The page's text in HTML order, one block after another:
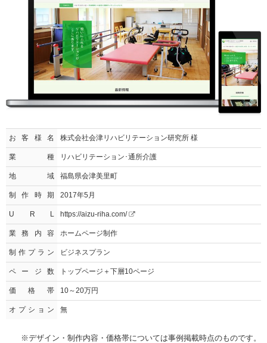
お客様名 株式会社会津リハビリテーション研究所 様
業種 リハビリテーション･通所介護
地域 福島県会津美里町
制作時期 2017年5月
U R L https://aizu-riha.com/
業務内容 ホームページ制作
制作プラン ビジネスプラン
ページ数 トップページ＋下層10ページ
価格帯 10～20万円
オプション 無
※デザイン・制作内容・価格帯については事例掲載時点のものです。